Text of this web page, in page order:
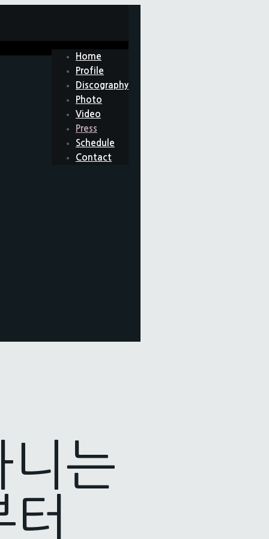
Home
Profile
Discography
Photo
Video
Press
Schedule
Contact
는